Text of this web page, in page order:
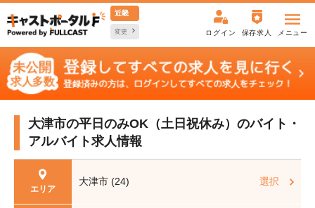
近畿
変更 ログイン 保存求人 メニュー
大津市の平日のみOK（土日祝休み）のバイト・
アルバイト求人情報
エリア
大津市 (24) 選択